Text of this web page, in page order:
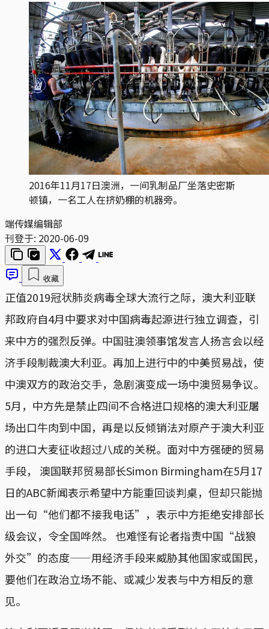
2016年11月17日澳洲，一间乳制品厂坐落史密斯
顿镇，一名工人在挤奶棚的机器旁。
端传媒编辑部
刊登于: 2020-06-09
收藏
正值2019冠状肺炎病毒全球大流行之际，澳大利亚联
邦政府自4月中要求对中国病毒起源进行独立调查，引
来中方的强烈反弹。中国驻澳领事馆发言人扬言会以经
济手段制裁澳大利亚。再加上进行中的中美贸易战，使
中澳双方的政治交手，急剧演变成一场中澳贸易争议。
5月，中方先是禁止四间不合格进口规格的澳大利亚屠
场出口牛肉到中国，再是以反倾销法对原产于澳大利亚
的进口大麦征收超过八成的关税。面对中方强硬的贸易
手段， 澳国联邦贸易部长Simon Birmingham在5月17
日的ABC新闻表示希望中方能重回谈判桌，但却只能抛
出一句“他们都不接我电话”，表示中方拒绝安排部长
级会议，令全国哗然。 也难怪有论者指责中国“战狼
外交”的态度——用经济手段来威胁其他国家或国民，
要他们在政治立场不能、或减少发表与中方相反的意
见。